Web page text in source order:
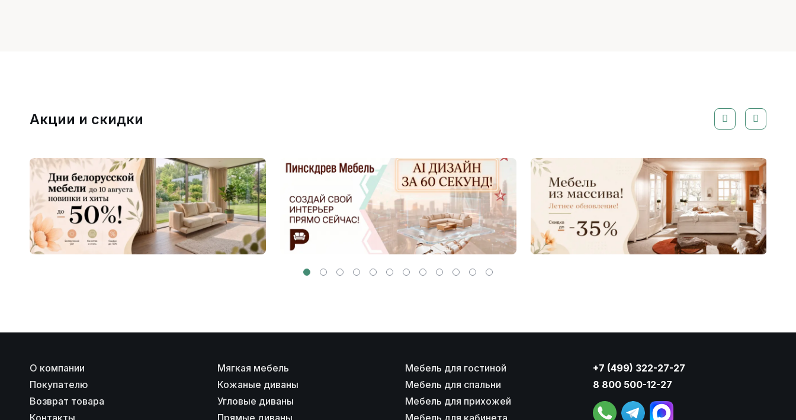
Акции и скидки
О компании
Покупателю
Возврат товара
Мягкая мебель
Кожаные диваны
Угловые диваны
Мебель для гостиной
Мебель для спальни
Мебель для прихожей
+7 (499) 322-27-27
8 800 500-12-27